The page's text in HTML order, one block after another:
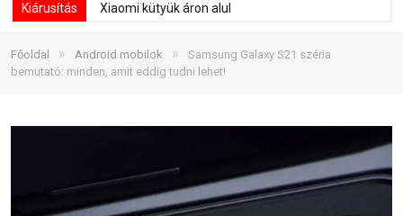
Kiárusítás Xiaomi kütyük áron alul
Főoldal » Android mobilok »
Samsung Galaxy S21 széria
bemutató: minden, amit eddig tudni lehet!